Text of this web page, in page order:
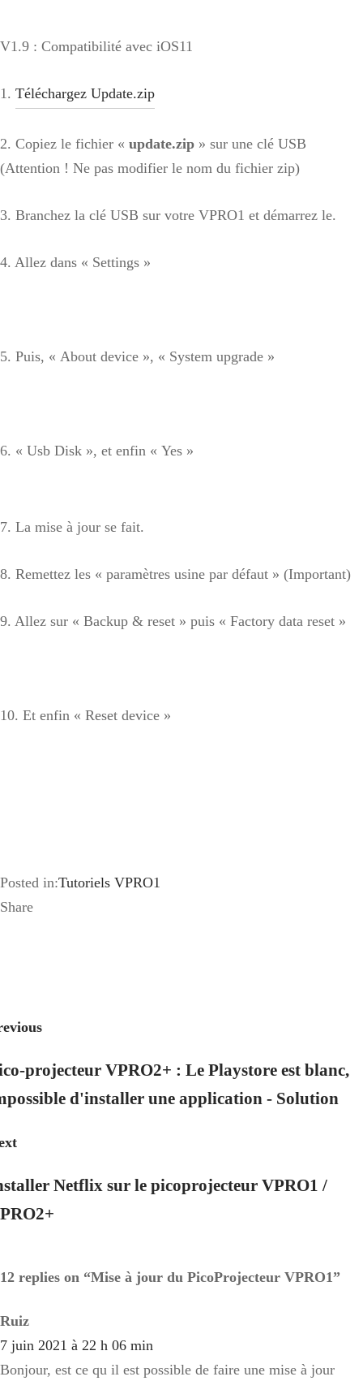
V1.9 : Compatibilité avec iOS11
1. Téléchargez Update.zip
2. Copiez le fichier « update.zip » sur une clé USB
(Attention ! Ne pas modifier le nom du fichier zip)
3. Branchez la clé USB sur votre VPRO1 et démarrez le.
4. Allez dans « Settings »
5. Puis, « About device », « System upgrade »
6. « Usb Disk », et enfin « Yes »
7. La mise à jour se fait.
8. Remettez les « paramètres usine par défaut » (Important)
9. Allez sur « Backup & reset » puis « Factory data reset »
10. Et enfin « Reset device »
Posted in:Tutoriels VPRO1
Share
projecteur VPRO2+ : Le Playstore est blanc,
d'installer une application - Solution
Netflix sur le picoprojecteur VPRO1 /
12 replies on “Mise à jour du PicoProjecteur VPRO1”
Ruiz
7 juin 2021 à 22 h 06 min
Bonjour, est ce qu il est possible de faire une mise à jour